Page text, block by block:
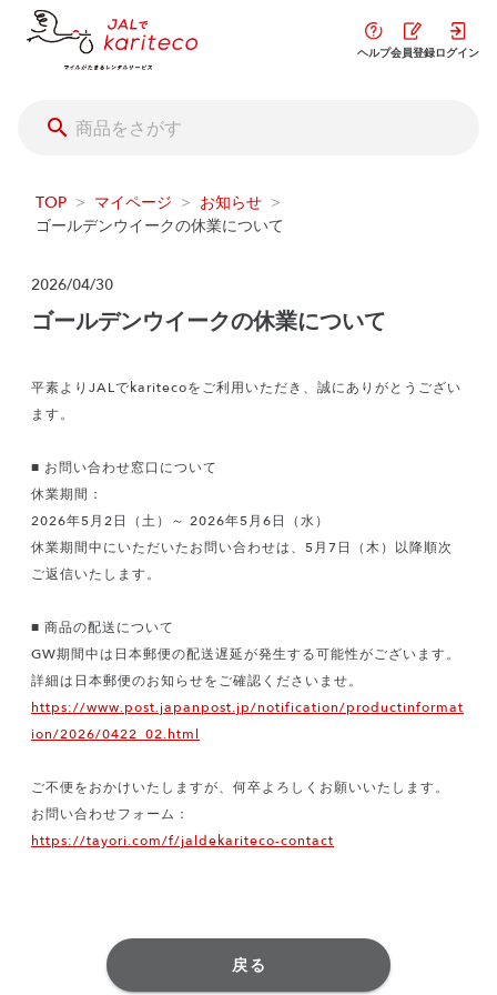
ヘルプ会員登録ログイン
TOP > マイページ > お知らせ >
ゴールデンウイークの休業について
2026/04/30
ゴールデンウイークの休業について
平素よりJALでkaritecoをご利用いただき、誠にありがとうござい
ます。
■ お問い合わせ窓口について
休業期間：
2026年5月2日（土）～ 2026年5月6日（水）
休業期間中にいただいたお問い合わせは、5月7日（木）以降順次
ご返信いたします。
■ 商品の配送について
GW期間中は日本郵便の配送遅延が発生する可能性がございます。
https://www.post.japanpost.jp/notification/productinformat
ion/2026/0422_02.html
ご不便をおかけいたしますが、何卒よろしくお願いいたします。
https://tayori.com/f/jaldekariteco-contact
戻る